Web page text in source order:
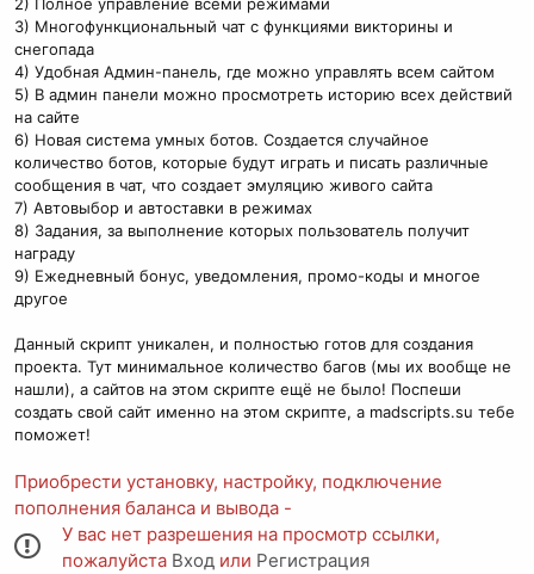
2) Полное управление всеми режимами
3) Многофункциональный чат с функциями викторины и
снегопада
4) Удобная Админ-панель, где можно управлять всем сайтом
5) В админ панели можно просмотреть историю всех действий
на сайте
6) Новая система умных ботов. Создается случайное
количество ботов, которые будут играть и писать различные
сообщения в чат, что создает эмуляцию живого сайта
7) Автовыбор и автоставки в режимах
8) Задания, за выполнение которых пользователь получит
награду
9) Ежедневный бонус, уведомления, промо-коды и многое
другое
Данный скрипт уникален, и полностью готов для создания
проекта. Тут минимальное количество багов (мы их вообще не
нашли), а сайтов на этом скрипте ещё не было! Поспеши
создать свой сайт именно на этом скрипте, а madscripts.su тебе
поможет!
Приобрести установку, настройку, подключение
пополнения баланса и вывода -
У вас нет разрешения на просмотр ссылки,
пожалуйста Входили Регистрация